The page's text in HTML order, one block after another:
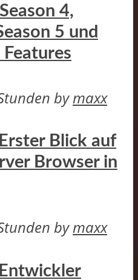
4,
5 und
Features
bymaxx
Blick auf
Browser in
bymaxx